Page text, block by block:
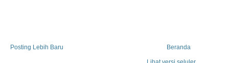
Posting Lebih Baru Beranda